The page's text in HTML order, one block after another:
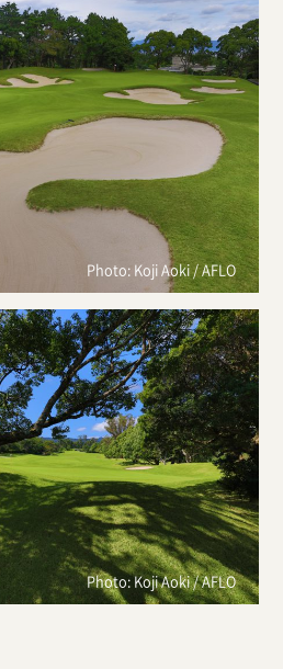
Photo: Koji Aoki / AFLO
Photo: Koji Aoki / AFLO